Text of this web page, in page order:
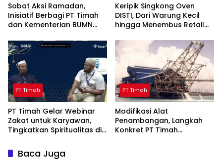
Sobat Aksi Ramadan,
Inisiatif Berbagi PT Timah
dan Kementerian BUMN
Keripik Singkong Oven
DISTI, Dari Warung Kecil
hingga Menembus Retail
PT Timah
PT Timah
PT Timah Gelar Webinar
Zakat untuk Karyawan,
Tingkatkan Spiritualitas di
PT Timah
Modifikasi Alat
Penambangan, Langkah
Konkret PT Timah
Baca Juga